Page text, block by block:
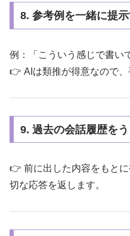
8. 参考例を一緒に提
例：「こういう感じで書い
👉 AIは類推が得意なので、
9. 過去の会話履歴を
👉 前に出した内容をもと
切な応答を返します。